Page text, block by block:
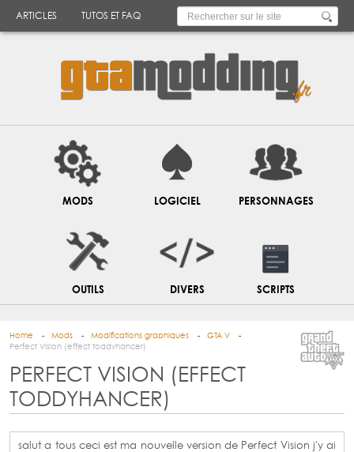
ARTICLES TUTOS ET FAQ
MODS LOGICIEL PERSONNAGES
OUTILS DIVERS SCRIPTS
Home Mods Modifications graphiques
GTA V
Perfect Vision (effect toddyhancer)
PERFECT VISION (EFFECT
TODDYHANCER)
salut a tous ceci est ma nouvelle version de Perfect Vision j'y ai